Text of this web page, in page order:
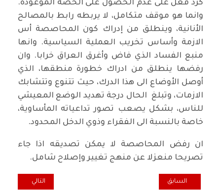
كرد فعل على عدم الحصول على الحصة الموعودة.
وانما هو موقف متكامل، لا يربطه رابط بالمصالح
الأنانية، وينطلق من إدراك كون المحاصصة أس
الازمة وأساس تخريب العملية السياسية. وانها
منبع الفساد الذي فاض وأغرق العراق خرابا. وان
رفضها ينطلق من ادراك خطورة منطقها، الذي
أوصل الأوضاع الى هذا الدرك، حيث تتنوع وتتشابك
الازمات، وتبلغ الحال درجة تهديد الوضع المعيشي
للناس، بشكل يصعب تصور تداعياته المأساوية،
خاصة بالنسبة الى الفقراء وذوي الدخل المحدود.
ان رفض المحاصصة لا يمكن تصديقه اذا جاء
تصريحا منعزلا عن منهج تغيير وإصلاح شامل.
المقال السابق: استقلالية الهيئات المستقلة !
السابق المقال التالي: نقطة
التالي